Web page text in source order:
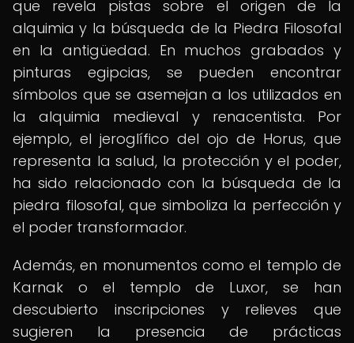
que revela pistas sobre el origen de la
alquimia y la búsqueda de la Piedra Filosofal
en la antigüedad. En muchos grabados y
pinturas egipcias, se pueden encontrar
símbolos que se asemejan a los utilizados en
la alquimia medieval y renacentista. Por
ejemplo, el jeroglífico del ojo de Horus, que
representa la salud, la protección y el poder,
ha sido relacionado con la búsqueda de la
piedra filosofal, que simboliza la perfección y
el poder transformador.
Además, en monumentos como el templo de
Karnak o el templo de Luxor, se han
descubierto inscripciones y relieves que
sugieren la presencia de prácticas